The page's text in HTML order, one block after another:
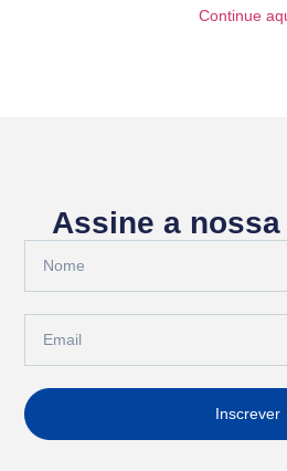
Continue
Assine a
Inscrever